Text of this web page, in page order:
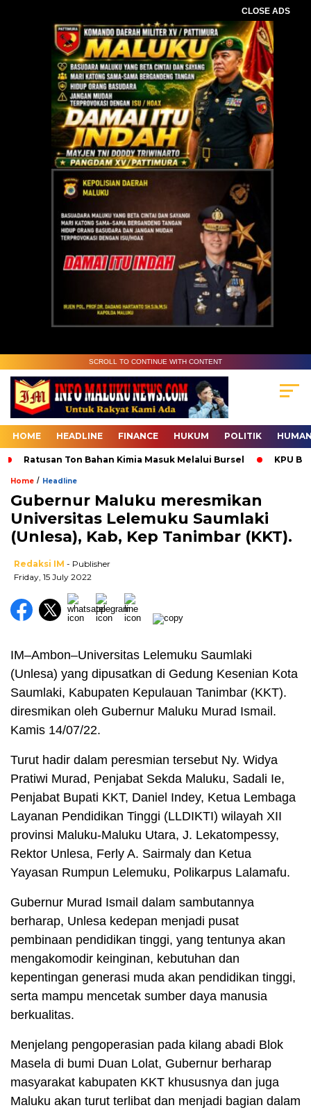
CLOSE ADS
SCROLL TO CONTINUE WITH CONTENT
HOME HEADLINE FINANCE HUKUM POLITIK
Ratusan Ton Bahan Kimia Masuk Melalui Bursel KPU
Home / Headline
Gubernur Maluku meresmikan
Universitas Lelemuku Saumlaki
(Unlesa), Kab, Kep Tanimbar (KKT).
Redaksi IM - Publisher
Friday, 15 July 2022
IM–Ambon–Universitas Lelemuku Saumlaki
(Unlesa) yang dipusatkan di Gedung Kesenian Kota
Saumlaki, Kabupaten Kepulauan Tanimbar (KKT).
diresmikan oleh Gubernur Maluku Murad Ismail.
Kamis 14/07/22.
Turut hadir dalam peresmian tersebut Ny. Widya
Pratiwi Murad, Penjabat Sekda Maluku, Sadali Ie,
Penjabat Bupati KKT, Daniel Indey, Ketua Lembaga
Layanan Pendidikan Tinggi (LLDIKTI) wilayah XII
provinsi Maluku-Maluku Utara, J. Lekatompessy,
Rektor Unlesa, Ferly A. Sairmaly dan Ketua
Yayasan Rumpun Lelemuku, Polikarpus Lalamafu.
Gubernur Murad Ismail dalam sambutannya
berharap, Unlesa kedepan menjadi pusat
pembinaan pendidikan tinggi, yang tentunya akan
mengakomodir keinginan, kebutuhan dan
kepentingan generasi muda akan pendidikan tinggi,
serta mampu mencetak sumber daya manusia
berkualitas.
Menjelang pengoperasian pada kilang abadi Blok
Masela di bumi Duan Lolat, Gubernur berharap
masyarakat kabupaten KKT khususnya dan juga
Maluku akan turut terlibat dan menjadi bagian dalam